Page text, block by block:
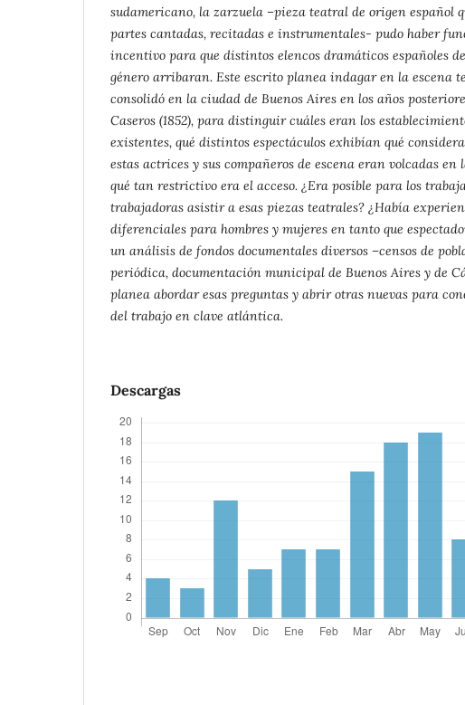
sudamericano, la zarzuela –pieza teatral de origen español
partes cantadas, recitadas e instrumentales- pudo haber
incentivo para que distintos elencos dramáticos españoles
género arribaran. Este escrito planea indagar en la escena
consolidó en la ciudad de Buenos Aires en los años
Caseros (1852), para distinguir cuáles eran los
existentes, qué distintos espectáculos exhibían qué
estas actrices y sus compañeros de escena eran volcadas en
qué tan restrictivo era el acceso. ¿Era posible para los
trabajadoras asistir a esas piezas teatrales? ¿Había
diferenciales para hombres y mujeres en tanto que
un análisis de fondos documentales diversos –censos de
periódica, documentación municipal de Buenos Aires y de
planea abordar esas preguntas y abrir otras nuevas para
del trabajo en clave atlántica.
Descargas